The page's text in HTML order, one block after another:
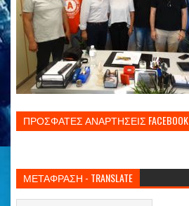
ΠΡΟΣΦΑΤΕΣ ΑΝΑΡΤΗΣΕΙΣ FACEBOOK
ΜΕΤΑΦΡΑΣΗ - TRANSLATE